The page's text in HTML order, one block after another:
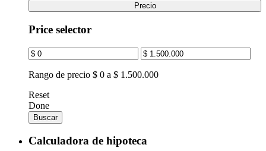
Precio
Price selector
Rango de precio $ 0 a $ 1.500.000
Reset
Done
Buscar
Calculadora de hipoteca